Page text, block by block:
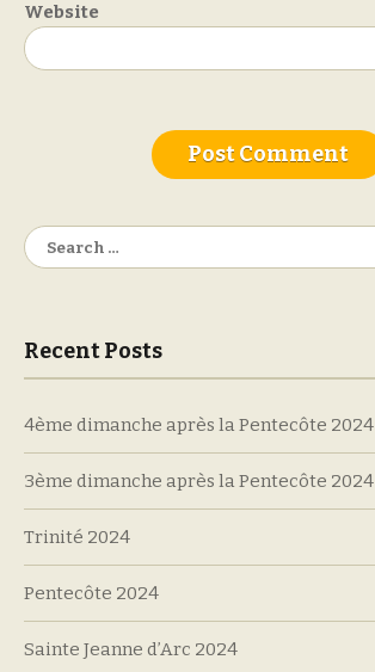
Website
Search
for:
Recent Posts
4ème dimanche après la Pentecôte 2024
3ème dimanche après la Pentecôte 2024
Trinité 2024
Pentecôte 2024
Sainte Jeanne d’Arc 2024